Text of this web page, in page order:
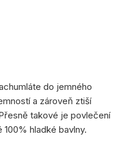
do jemného
a zároveň ztiší
takové je povlečení
hladké bavlny.